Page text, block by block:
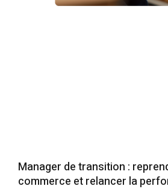
Manager de transition :
commerce et relancer la